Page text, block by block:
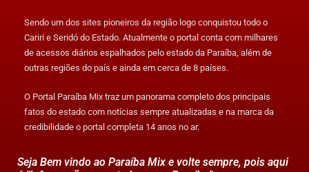
Sendo um dos sites pioneiros da região logo conquistou todo o
Cariri e Seridó do Estado. Atualmente o portal conta com milhares
de acessos diários espalhados pelo estado da Paraíba, além de
outras regiões do país e ainda em cerca de 8 países.
O Portal Paraíba Mix traz um panorama completo dos principais
fatos do estado com notícias sempre atualizadas e na marca da
credibilidade o portal completa 14 anos no ar.
Seja Bem vindo ao Paraíba Mix e volte sempre, pois aqui